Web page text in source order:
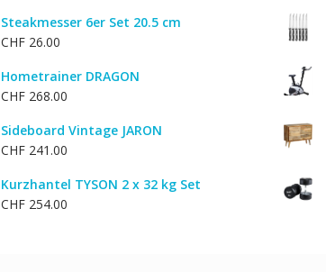
Steakmesser 6er Set 20.5 cm
CHF26.00
Hometrainer DRAGON
CHF268.00
Sideboard Vintage JARON
CHF241.00
Kurzhantel TYSON 2 x 32 kg Set
CHF254.00